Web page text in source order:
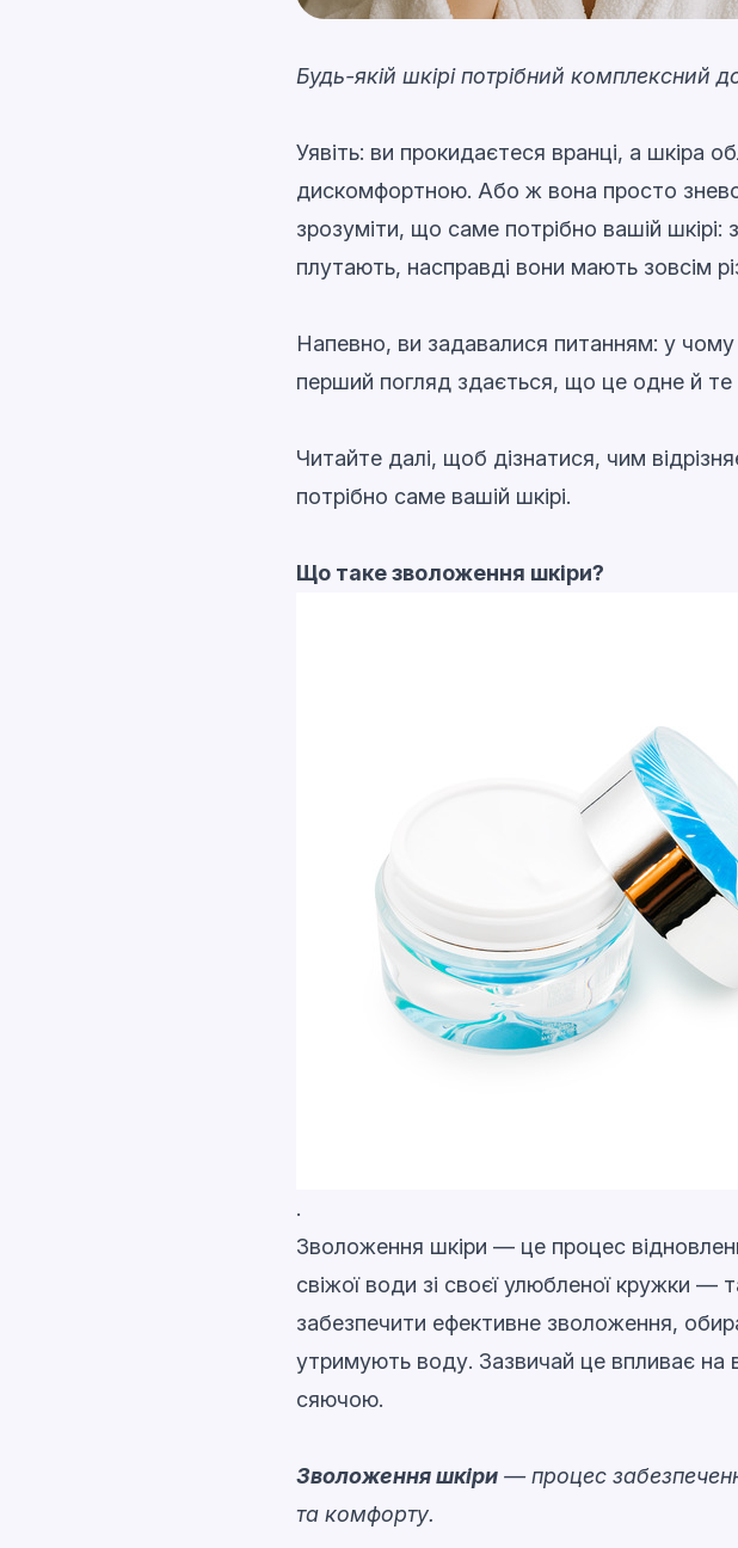
Будь-якій шкірі потрібний комплексний
Уявіть: ви прокидаєтеся вранці, а шкіра
дискомфортною. Або ж вона просто
зрозуміти, що саме потрібно вашій
плутають, насправді вони мають зовсім
Напевно, ви задавалися питанням: у
перший погляд здається, що це одне й те
Читайте далі, щоб дізнатися, чим
потрібно саме вашій шкірі.
Що таке зволоження шкіри?
.
Зволоження шкіри — це процес
свіжої води зі своєї улюбленої кружки
забезпечити ефективне зволоження,
утримують воду. Зазвичай це впливає на
сяючою.
Зволоження шкіри — процес
та комфорту.